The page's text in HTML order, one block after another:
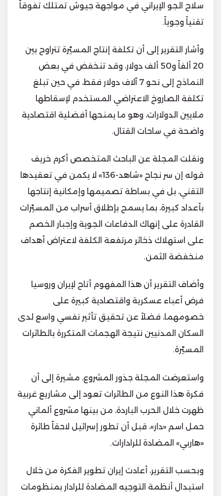
سلاح الجو الإيراني في مواجهة جيوش تمتلك تفوقاً
تقنياً وجوياً.
وأشار التقرير إلى أن تكلفة إنتاج المسيّرة تتراوح بين
20 ألفاً و50 ألف دولار، وقد تنخفض في بعض
النماذج إلى نحو 7 آلاف دولار فقط، في حين تبلغ
تكلفة الصاروخ الاعتراضي المستخدم لإسقاطها
ملايين الدولارات، وهو ما يمنحها أفضلية اقتصادية
واضحة في ساحات القتال.
ونقلت المجلة عن الباحث المتخصص أكرم خريف
قوله إن سر نجاح «شاهد-136» لا يكمن في تعقيدها
التقني، بل في بساطة تصميمها وإمكانية إنتاجها
بأعداد كبيرة، بما يسمح بإطلاق أسراب من المسيّرات
القادرة على إنهاك الدفاعات الجوية وإجبار الخصم
على استهلاك ذخائر مرتفعة الكلفة لاعتراض أهداف
منخفضة الثمن.
وأضاف التقرير أن هذا المفهوم أتاح لإيران وروسيا
فرض أعباء عسكرية واقتصادية كبيرة على
خصومهما، فضلاً عن تحقيق تأثير نفسي واسع لدى
السكان المدنيين نتيجة الهجمات المتكررة بالطائرات
المسيّرة.
واستعرضت المجلة جذور المشروع، مشيرة إلى أن
فكرة هذا النوع من الطائرات تعود إلى مشاريع غربية
ظهرت خلال الحرب الباردة، من بينها مشروع ألماني
حمل اسم «دار»، قبل أن تطور إسرائيل لاحقاً طائرة
«هاربي» المضادة للرادارات.
وبحسب التقرير، أعادت إيران تطوير الفكرة من خلال
استبدال أنظمة التوجيه المضادة للرادار بمنظومات